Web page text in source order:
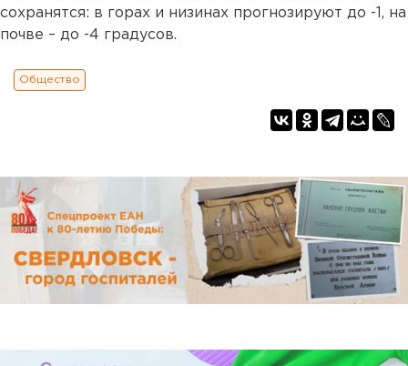
сохранятся: в горах и низинах прогнозируют до -1, на
почве – до -4 градусов.
Общество